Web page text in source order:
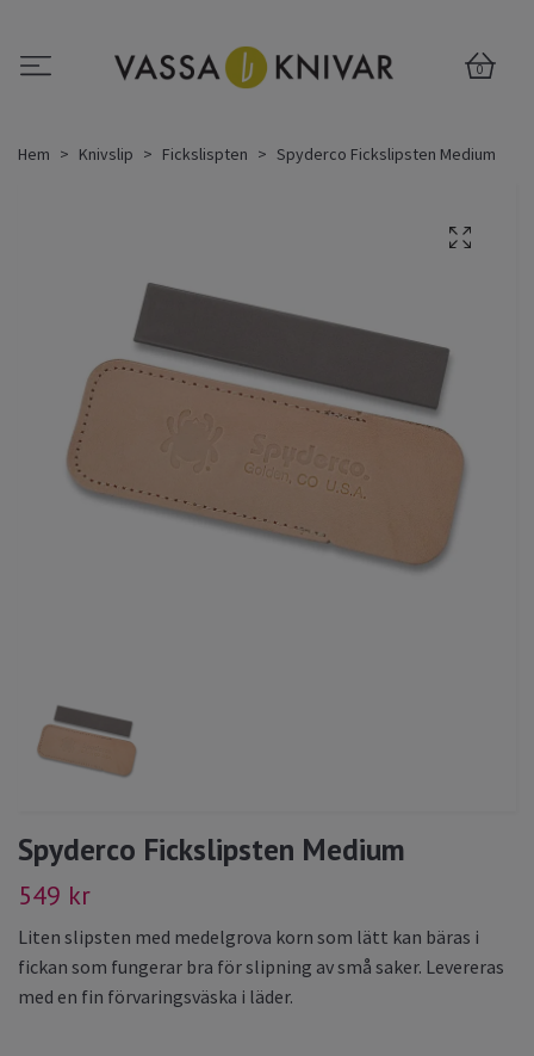
0
Hem Knivslip Fickslispten Spyderco Fickslipsten Medium
Spyderco Fickslipsten Medium
549 kr
Liten slipsten med medelgrova korn som lätt kan bäras i
fickan som fungerar bra för slipning av små saker. Levereras
med en fin förvaringsväska i läder.